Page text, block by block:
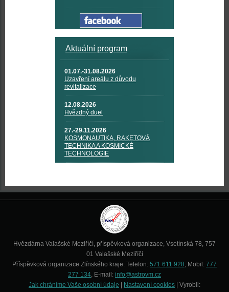
Aktuální program
01.07.-31.08.2026
Uzavření areálu z důvodu
revitalizace
12.08.2026
Hvězdný duel
27.-29.11.2026
KOSMONAUTIKA, RAKETOVÁ
TECHNIKA A KOSMICKÉ
TECHNOLOGIE
Hvězdárna Valašské Meziříčí, příspěvková organizace, Vsetínská 78, 757
01 Valašské Meziříčí
Příspěvková organizace Zlínského kraje. Telefon: 571 611 928, Mobil: 777
277 134, E-mail: info@astrovm.cz
Jak chráníme Vaše osobní údaje
Nastavení cookies | Vyrobil: